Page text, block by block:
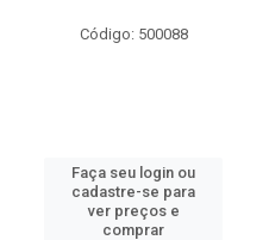
Código: 500088
Faça seu login ou
cadastre-se para
ver preços e
comprar